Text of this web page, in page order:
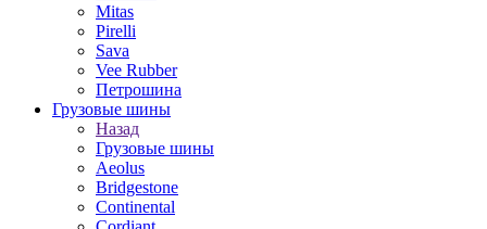
Mitas
Pirelli
Sava
Vee Rubber
Петрошина
Грузовые шины
Назад
Грузовые шины
Aeolus
Bridgestone
Continental